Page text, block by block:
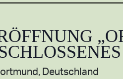
Deutschland